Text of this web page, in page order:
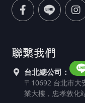
聯繫我們
台北總公司：
〒10692 台北市大
業大樓，忠孝敦化